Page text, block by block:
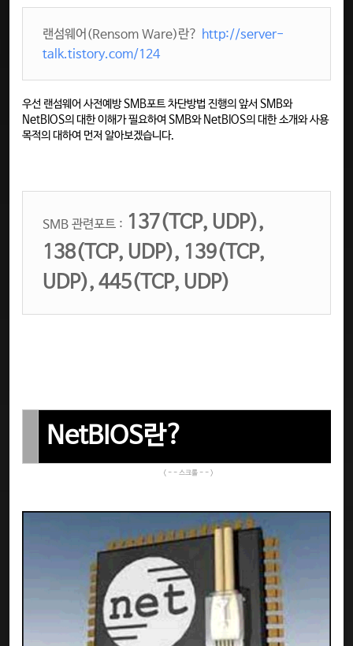
랜섬웨어(Rensom Ware)란? http://server-
talk.tistory.com/124
우선 랜섬웨어 사전예방 SMB포트 차단방법 진행의 앞서 SMB와
NetBIOS의 대한 이해가 필요하여 SMB와 NetBIOS의 대한 소개와 사용
목적의 대하여 먼저 알아보겠습니다.
SMB 관련포트 : 137(TCP, UDP),
138(TCP, UDP), 139(TCP,
UDP), 445(TCP, UDP)
NetBIOS란?